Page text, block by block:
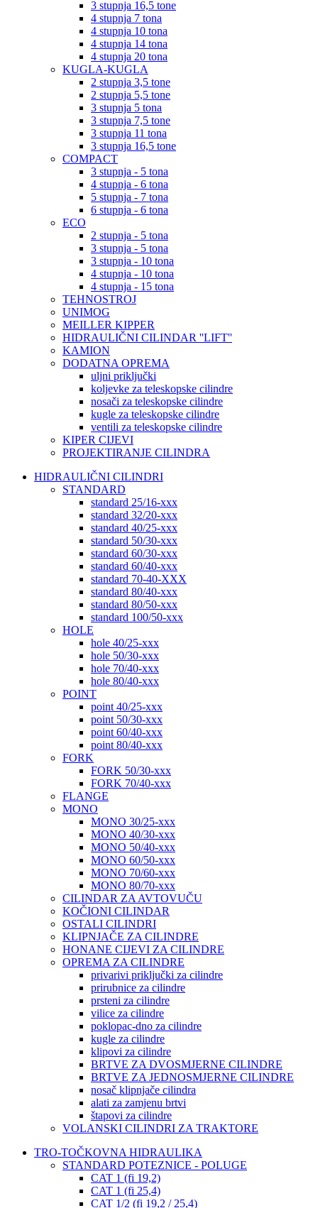
3 stupnja 16,5 tone
4 stupnja 7 tona
4 stupnja 10 tona
4 stupnja 14 tona
4 stupnja 20 tona
KUGLA-KUGLA
2 stupnja 3,5 tone
2 stupnja 5,5 tone
3 stupnja 5 tona
3 stupnja 7,5 tone
3 stupnja 11 tona
3 stupnja 16,5 tone
COMPACT
3 stupnja - 5 tona
4 stupnja - 6 tona
5 stupnja - 7 tona
6 stupnja - 6 tona
ECO
2 stupnja - 5 tona
3 stupnja - 5 tona
3 stupnja - 10 tona
4 stupnja - 10 tona
4 stupnja - 15 tona
TEHNOSTROJ
UNIMOG
MEILLER KIPPER
HIDRAULIČNI CILINDAR ''LIFT''
KAMION
DODATNA OPREMA
uljni priključki
koljevke za teleskopske cilindre
nosači za teleskopske cilindre
kugle za teleskopske cilindre
ventili za teleskopske cilindre
KIPER CIJEVI
PROJEKTIRANJE CILINDRA
HIDRAULIČNI CILINDRI
STANDARD
standard 25/16-xxx
standard 32/20-xxx
standard 40/25-xxx
standard 50/30-xxx
standard 60/30-xxx
standard 60/40-xxx
standard 70-40-XXX
standard 80/40-xxx
standard 80/50-xxx
standard 100/50-xxx
HOLE
hole 40/25-xxx
hole 50/30-xxx
hole 70/40-xxx
hole 80/40-xxx
POINT
point 40/25-xxx
point 50/30-xxx
point 60/40-xxx
point 80/40-xxx
FORK
FORK 50/30-xxx
FORK 70/40-xxx
FLANGE
MONO
MONO 30/25-xxx
MONO 40/30-xxx
MONO 50/40-xxx
MONO 60/50-xxx
MONO 70/60-xxx
MONO 80/70-xxx
CILINDAR ZA AVTOVUČU
KOČIONI CILINDAR
OSTALI CILINDRI
KLIPNJAČE ZA CILINDRE
HONANE CIJEVI ZA CILINDRE
OPREMA ZA CILINDRE
privarivi priključki za cilindre
prirubnice za cilindre
prsteni za cilindre
vilice za cilindre
poklopac-dno za cilindre
kugle za cilindre
klipovi za cilindre
BRTVE ZA DVOSMJERNE CILINDRE
BRTVE ZA JEDNOSMJERNE CILINDRE
nosač klipnjače cilindra
alati za zamjenu brtvi
štapovi za cilindre
VOLANSKI CILINDRI ZA TRAKTORE
TRO-TOČKOVNA HIDRAULIKA
STANDARD POTEZNICE - POLUGE
CAT 1 (fi 19,2)
CAT 1 (fi 25,4)
CAT 1/2 (fi 19,2 / 25,4)